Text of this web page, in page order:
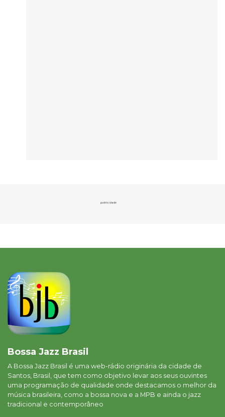
Bossa Jazz Brasil
A Bossa Jazz Brasil é uma web-rádio originária da cidade de
Santos, Brasil, que tem como objetivo levar aos seus ouvintes
uma programação de qualidade onde destacamos o melhor da
música brasileira, como a bossa nova e a MPB e ainda o jazz
tradicional e contemporâneo